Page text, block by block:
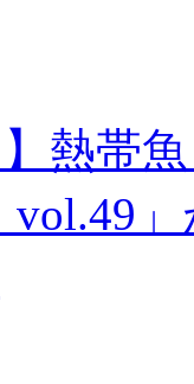
】熱帯
vol.49